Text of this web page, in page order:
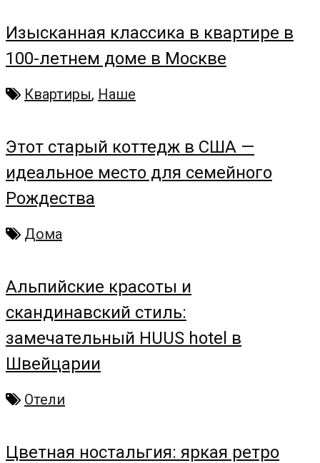
Изысканная классика в квартире в
100-летнем доме в Москве
Квартиры, Наше
Этот старый коттедж в США —
идеальное место для семейного
Рождества
Дома
Альпийские красоты и
скандинавский стиль:
замечательный HUUS hotel в
Швейцарии
Отели
Цветная ностальгия: яркая ретро